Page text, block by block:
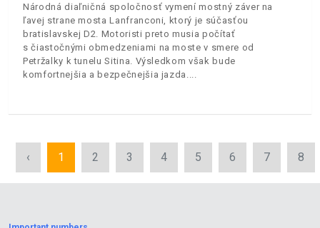
Národná diaľničná spoločnosť vymení mostný záver na
ľavej strane mosta Lanfranconi, ktorý je súčasťou
bratislavskej D2. Motoristi preto musia počítať
s čiastočnými obmedzeniami na moste v smere od
Petržalky k tunelu Sitina. Výsledkom však bude
komfortnejšia a bezpečnejšia jazda.
‹ 1 2 3 4 5 6 7 8